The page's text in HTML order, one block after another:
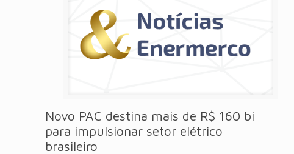
Novo PAC destina mais de R$ 160 bi
para impulsionar setor elétrico
brasileiro